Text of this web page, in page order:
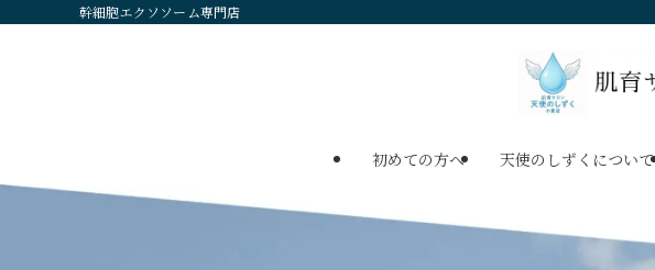
幹細胞エクソソーム専門店
初めての方へ 天使のしずくについて